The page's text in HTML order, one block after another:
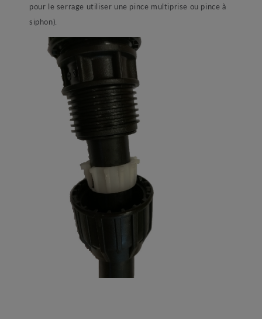
pour le serrage utiliser une pince multiprise ou pince à
siphon).